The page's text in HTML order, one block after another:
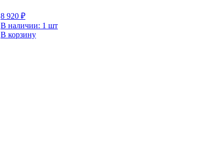
8 920 ₽
В наличии: 1 шт
В корзину